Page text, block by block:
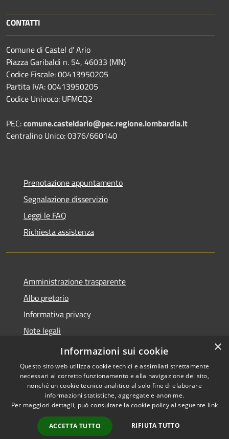
CONTATTI
Comune di Castel d' Ario
Piazza Garibaldi n. 54, 46033 (MN)
Codice Fiscale: 00413950205
Partita IVA: 00413950205
Codice Univoco: UFMCQ2
PEC:comune.casteldario@pec.regione.lombardia.it
Centralino Unico: 0376/660140
Prenotazione appuntamento
Segnalazione disservizio
Leggi le FAQ
Richiesta assistenza
Amministrazione trasparente
Albo pretorio
Informativa privacy
Note legali
Dichiarazione di accessibilità
Accessibilità
Copyright © 2026 • Comune di
Castel d'Ario • Powered by
Municipium•
×
Informazioni sui cookie
Questo sito web utilizza cookie tecnici e assimilati strettamente
necessari al corretto funzionamento e alla navigazione del sito,
nonché un cookie tecnico analitico al solo fine di elaborare
informazioni statistiche, aggregate e anonime.
Per maggiori dettagli, può consultare la cookie policy al seguente link
ACCETTA TUTTO RIFIUTA TUTTO